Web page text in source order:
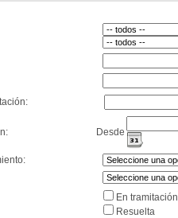
Desde
En tramitación
Resuelta